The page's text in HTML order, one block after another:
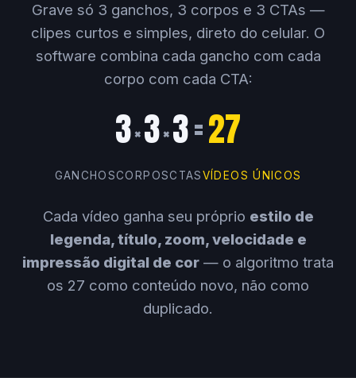
Grave só 3 ganchos, 3 corpos e 3 CTAs —
clipes curtos e simples, direto do celular. O
software combina cada gancho com cada
corpo com cada CTA:
3×3×3=27
GANCHOSCORPOSCTASVÍDEOS ÚNICOS
Cada vídeo ganha seu próprio estilo de
legenda, título, zoom, velocidade e
impressão digital de cor — o algoritmo trata
os 27 como conteúdo novo, não como
duplicado.